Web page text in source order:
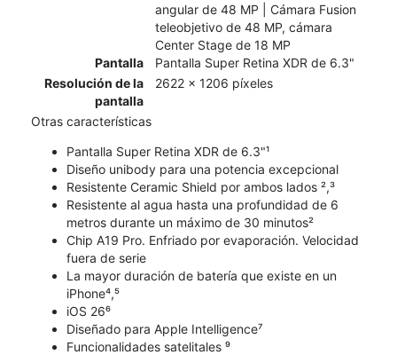
angular de 48 MP | Cámara Fusion
teleobjetivo de 48 MP, cámara
Center Stage de 18 MP
Pantalla
Pantalla Super Retina XDR de 6.3"
Resolución de la
pantalla
2622 x 1206 píxeles
Otras características
Pantalla Super Retina XDR de 6.3"¹
Diseño unibody para una potencia excepcional
Resistente Ceramic Shield por ambos lados ²,³
Resistente al agua hasta una profundidad de 6
metros durante un máximo de 30 minutos²
Chip A19 Pro. Enfriado por evaporación. Velocidad
fuera de serie
La mayor duración de batería que existe en un
iPhone⁴,⁵
iOS 26⁶
Diseñado para Apple Intelligence⁷
Funcionalidades satelitales ⁹